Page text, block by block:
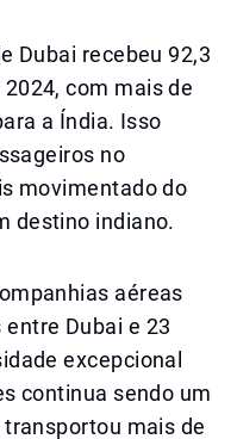
Dubai recebeu 92,3
com mais de
a Índia. Isso
no
movimentado do
destino indiano.
aéreas
Dubai e 23
excepcional
continua sendo um
mais de